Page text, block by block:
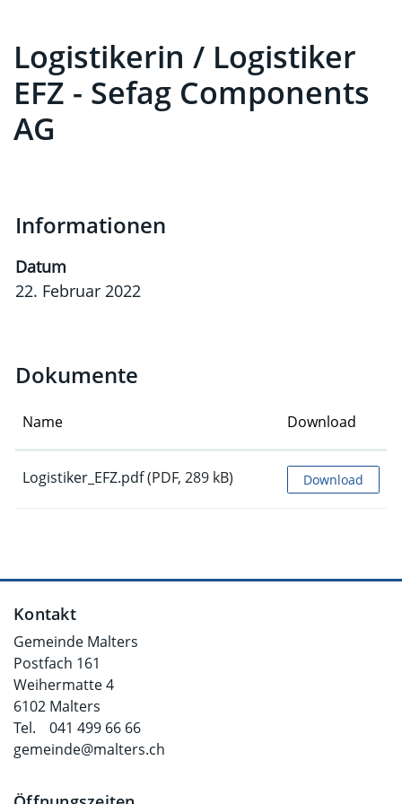
Logistikerin / Logistiker
EFZ - Sefag Components
AG
Informationen
Datum
22. Februar 2022
Dokumente
Name Download
Logistiker_EFZ.pdf(PDF, 289 kB) Download
Fusszeile
Kontakt
Gemeinde Malters
Postfach 161
Weihermatte 4
6102 Malters
Tel.
041 499 66 66
gemeinde@malters.ch